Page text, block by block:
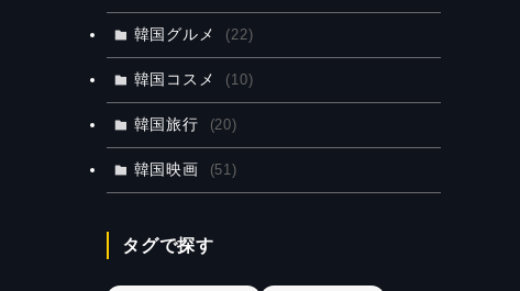
韓国グルメ (22)
韓国コスメ (10)
韓国旅行 (20)
韓国映画 (51)
タグで探す